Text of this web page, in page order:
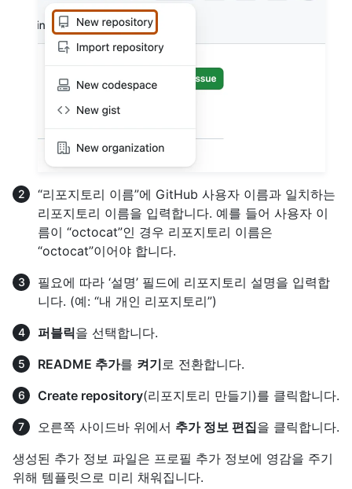
“리포지토리 이름”에 GitHub 사용자 이름과 일치하는
리포지토리 이름을 입력합니다. 예를 들어 사용자 이
름이 “octocat”인 경우 리포지토리 이름은
“octocat”이어야 합니다.
필요에 따라 ‘설명’ 필드에 리포지토리 설명을 입력합
니다. (예: “내 개인 리포지토리”)
퍼블릭을 선택합니다.
README 추가를 켜기로 전환합니다.
Create repository(리포지토리 만들기)를 클릭합니다.
오른쪽 사이드바 위에서 추가 정보 편집을 클릭합니다.
생성된 추가 정보 파일은 프로필 추가 정보에 영감을 주기
위해 템플릿으로 미리 채워집니다.